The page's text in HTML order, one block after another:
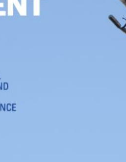
pour collecter des informations
à naviguer, vous acceptez
son navigateur, pouvant, s'il le
disque dur, même s'il doit garder à